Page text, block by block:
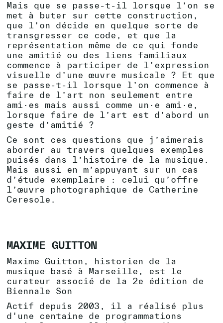
Mais que se passe-t-il lorsque l’on se
met à buter sur cette construction,
que l’on décide en quelque sorte de
transgresser ce code, et que la
représentation même de ce qui fonde
une amitié ou des liens familiaux
commence à participer de l’expression
visuelle d’une œuvre musicale ? Et que
se passe-t-il lorsque l’on commence à
faire de l’art non seulement entre
ami·es mais aussi comme un·e ami·e,
lorsque faire de l’art est d’abord un
geste d’amitié ?
Ce sont ces questions que j’aimerais
aborder au travers quelques exemples
puisés dans l’histoire de la musique.
Mais aussi en m’appuyant sur un cas
d’étude exemplaire : celui qu’offre
l’œuvre photographique de Catherine
Ceresole.
MAXIME GUITTON
Maxime Guitton, historien de la
musique basé à Marseille, est le
curateur associé de la 2e édition de
Biennale Son
Actif depuis 2003, il a réalisé plus
d'une centaine de programmations